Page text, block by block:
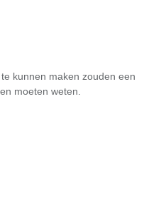
kunnen maken zouden een
moeten weten.